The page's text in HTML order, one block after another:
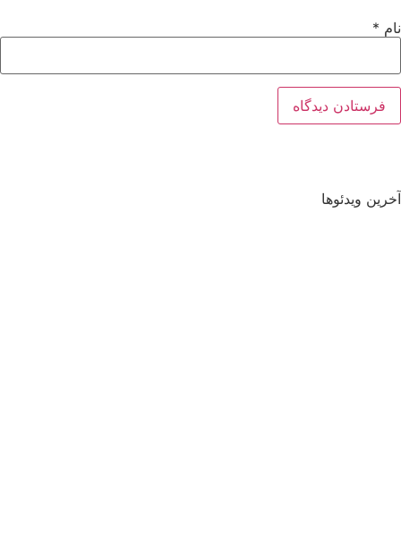
نام *
آخرین ویدئوها